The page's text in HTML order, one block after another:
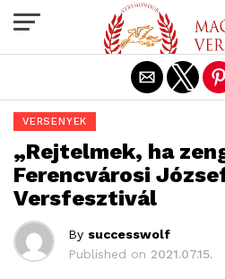
VERSENYEK
„Rejtelmek, ha
Ferencvárosi
Versfesztivál
By successwolf
Published on 2021.07.15.
Exit mobile